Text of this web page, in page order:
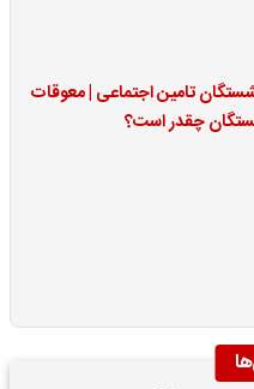
تامین اجتماعی | معوقات
چقدر است؟